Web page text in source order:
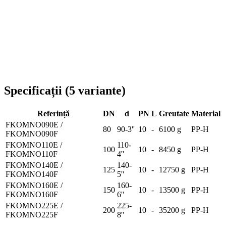
Specificații (5 variante)
Referință DN d PN L Greutate Material
FKOMNO090E /
FKOMNO090F
80 90-3'' 10 - 6100 g
PP-H
FKOMNO110E /
FKOMNO110F
100
110-
4''
10 - 8450 g
PP-H
FKOMNO140E /
FKOMNO140F
125
140-
5''
10 - 12750 g
PP-H
FKOMNO160E /
FKOMNO160F
150
160-
6''
10 - 13500 g
PP-H
FKOMNO225E /
FKOMNO225F
200
225-
8''
10 - 35200 g PP-H